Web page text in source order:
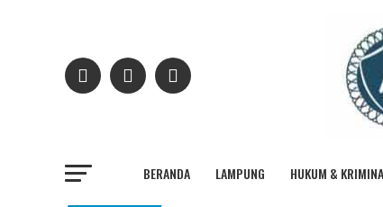
BERANDA LAMPUNG HUKUM &